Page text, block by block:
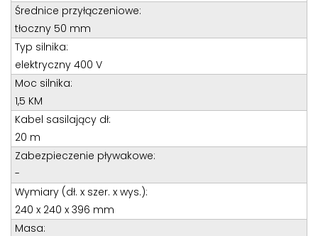
Specjalista d/s sprzedaż maszyn i urządzeń
Tel: 32 275 32 26 wew. 21
Kom:+48 605 910 179
E-mail:tomaszbochenek@wobis.pl
Średnice przyłączeniowe:
tłoczny 50 mm
Typ silnika:
elektryczny 400 V
Moc silnika:
1,5 KM
Kabel sasilający dł:
20 m
Zabezpieczenie pływakowe:
-
Wymiary (dł. x szer. x wys.):
240 x 240 x 396 mm
Masa: